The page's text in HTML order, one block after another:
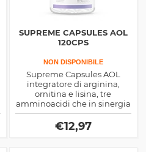
SUPREME CAPSULES AOL
120CPS
NON DISPONIBILE
Supreme Capsules AOL
integratore di arginina,
ornitina e lisina, tre
amminoacidi che in sinergia
tra loro determinano un
maggiore rilascio di ormone
della crescita GH
€12,97